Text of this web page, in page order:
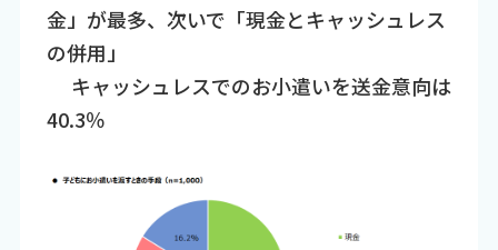
金」が最多、次いで「現金とキャッシュレス
の併用」
キャッシュレスでのお小遣いを送金意向は
40.3％